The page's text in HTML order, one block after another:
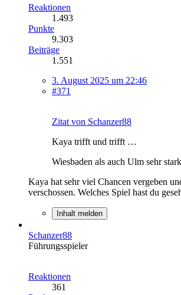
Reaktionen
1.493
Punkte
9.303
Beiträge
1.551
3. August 2025 um 22:46
#371
Zitat von Schanzer88
Kaya trifft und trifft …
Wiesbaden als auch Ulm sehr stark
Kaya hat sehr viel Chancen vergeben
verschossen. Welches Spiel hast du
Inhalt melden
Schanzer88
Führungsspieler
Reaktionen
361